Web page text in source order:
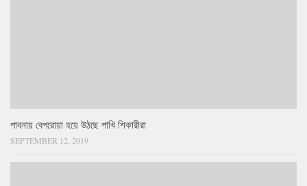
পাবনায় বেপরোয়া হয়ে উঠছে পাখি শিকারীরা
SEPTEMBER 12, 2019